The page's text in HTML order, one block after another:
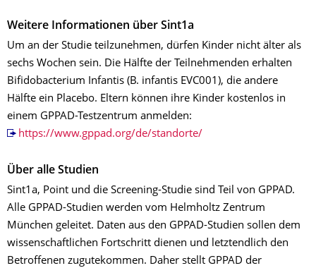
Weitere Informationen über Sint1a
Um an der Studie teilzunehmen, dürfen Kinder nicht älter als
sechs Wochen sein. Die Hälfte der Teilnehmenden erhalten
Bifidobacterium Infantis (B. infantis EVC001), die andere
Hälfte ein Placebo. Eltern können ihre Kinder kostenlos in
einem GPPAD-Testzentrum anmelden:
https://www.gppad.org/de/standorte/
Über alle Studien
Sint1a, Point und die Screening-Studie sind Teil von GPPAD.
Alle GPPAD-Studien werden vom Helmholtz Zentrum
München geleitet. Daten aus den GPPAD-Studien sollen dem
wissenschaftlichen Fortschritt dienen und letztendlich den
Betroffenen zugutekommen. Daher stellt GPPAD der